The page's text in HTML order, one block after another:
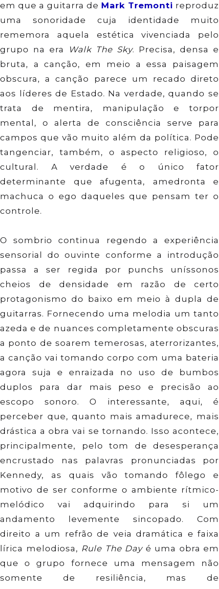
em que a guitarra de Mark Tremonti reproduz
uma sonoridade cuja identidade muito
rememora aquela estética vivenciada pelo
grupo na era
Walk The Sky. Precisa, densa e
bruta, a canção, em meio a essa paisagem
obscura, a canção parece um recado direto
aos líderes de Estado. Na verdade, quando se
trata de mentira, manipulação e torpor
mental, o alerta de consciência serve para
campos que vão muito além da política. Pode
tangenciar, também, o aspecto religioso, o
cultural. A verdade é o único fator
determinante que afugenta, amedronta e
machuca o ego daqueles que pensam ter o
controle.
O sombrio continua regendo a experiência
sensorial do ouvinte conforme a introdução
passa a ser regida por punchs uníssonos
cheios de densidade em razão de certo
protagonismo do baixo em meio à dupla de
guitarras. Fornecendo uma melodia um tanto
azeda e de nuances completamente obscuras
a ponto de soarem temerosas, aterrorizantes,
a canção vai tomando corpo com uma bateria
agora suja e enraizada no uso de bumbos
duplos para dar mais peso e precisão ao
escopo sonoro. O interessante, aqui, é
perceber que, quanto mais amadurece, mais
drástica a obra vai se tornando. Isso acontece,
principalmente, pelo tom de desesperança
encrustado nas palavras pronunciadas por
Kennedy, as quais vão tomando fôlego e
motivo de ser conforme o ambiente rítmico-
melódico vai adquirindo para si um
andamento levemente sincopado. Com
direito a um refrão de veia dramática e faixa
lírica melodiosa, Rule The Dayé uma obra em
que o grupo fornece uma mensagem não
somente de resiliência, mas de